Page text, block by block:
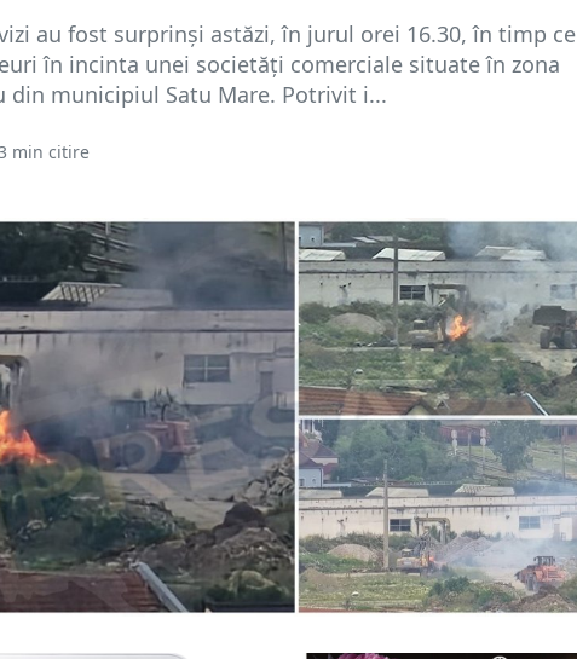
au fost surprinși astăzi, în jurul orei 16.30, în timp ce
în incinta unei societăți comerciale situate în zona
din municipiul Satu Mare. Potrivit i...
min citire